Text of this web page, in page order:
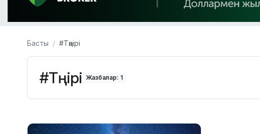
Басты #Тәңірі
#Тәңірі Жазбалар: 1